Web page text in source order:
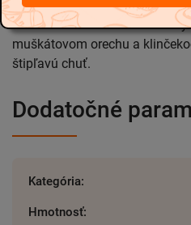
Nové korenie vonia
muškátovom orechu a
štipľavú chuť.
Dodatočné
Kategória:
Hmotnosť: